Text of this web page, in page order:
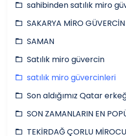
sahibinden satılık miro
SAKARYA MİRO
SAMAN
Satılık miro güvercin
satılık miro güvercinleri
Son aldığımız Qatar
SON ZAMANLARIN EN
TEKİRDAĞ ÇORLU